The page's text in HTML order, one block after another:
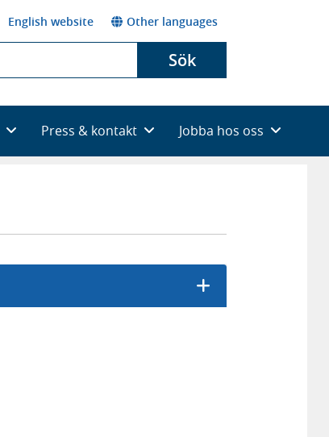
English website Other languages
Sök
Press & kontakt Jobba hos oss